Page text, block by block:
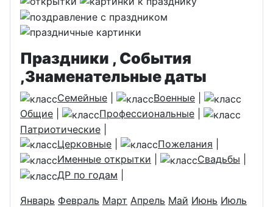
Праздники , События
,Знаменательные даты
Семейные Военные
Общие
Профессиональные
Патриотические
Церковные
Пожелания
Именные открытки
Свадьбы
ДР по годам
Январь Февраль Март Апрель Май Июнь Июль